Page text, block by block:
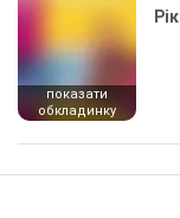
показати
обкладинку